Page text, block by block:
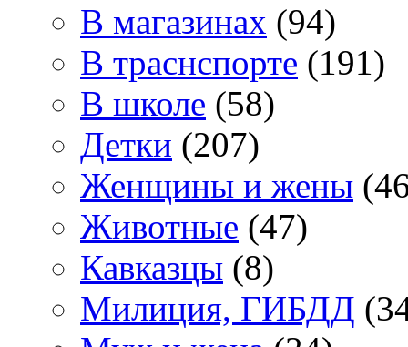
В магазинах (94)
В траснспорте (191)
В школе (58)
Детки (207)
Женщины и жены
Животные (47)
Кавказцы (8)
Милиция, ГИБДД